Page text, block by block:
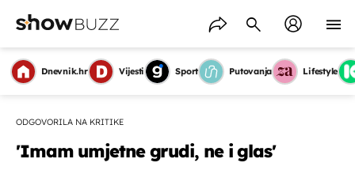
Dnevnik.hr Vijesti Sport Putovanja Lifestyle
ODGOVORILA NA KRITIKE
'Imam umjetne grudi, ne i glas'